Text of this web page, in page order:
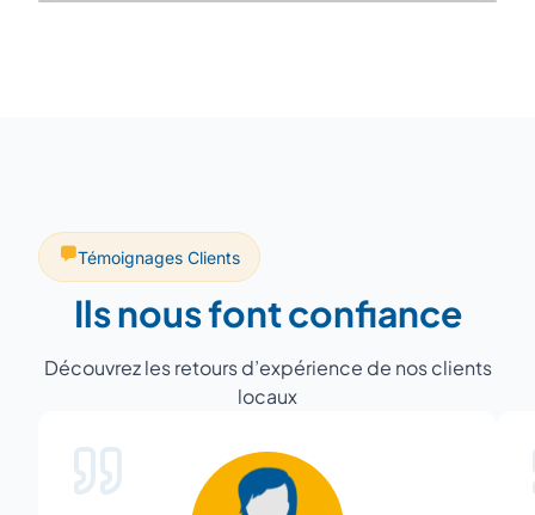
Témoignages Clients
Ils nous font confiance
Découvrez les retours d’expérience de nos clients
locaux